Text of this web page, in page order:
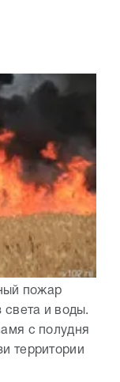
пожар
света и воды.
с полудня
территории